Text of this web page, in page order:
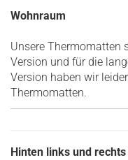
Wohnraum
Unsere Thermomatten
Version und für die
Version haben wir
Thermomatten.
Hinten links und rechts